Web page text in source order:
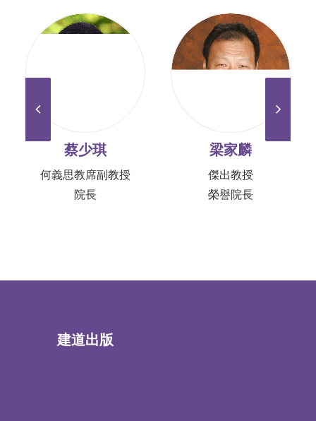
蔡少琪
何義思教席副教授
院長
梁家麟
傑出教授
榮譽院長
建道出版